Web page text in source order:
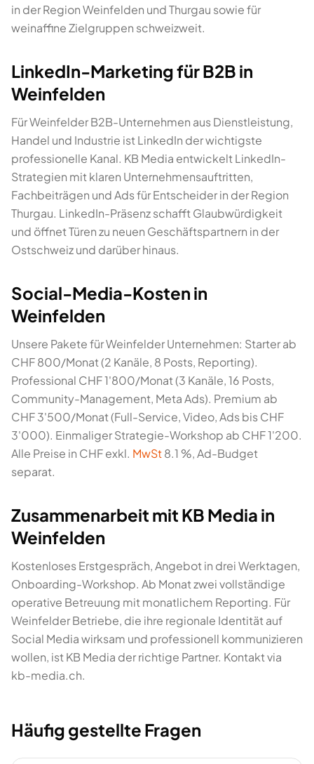
in der Region Weinfelden und Thurgau sowie für
weinaffine Zielgruppen schweizweit.
LinkedIn-Marketing für B2B in
Weinfelden
Für Weinfelder B2B-Unternehmen aus Dienstleistung,
Handel und Industrie ist LinkedIn der wichtigste
professionelle Kanal. KB Media entwickelt LinkedIn-
Strategien mit klaren Unternehmensauftritten,
Fachbeiträgen und Ads für Entscheider in der Region
Thurgau. LinkedIn-Präsenz schafft Glaubwürdigkeit
und öffnet Türen zu neuen Geschäftspartnern in der
Ostschweiz und darüber hinaus.
Social-Media-Kosten in
Weinfelden
Unsere Pakete für Weinfelder Unternehmen: Starter ab
CHF 800/Monat (2 Kanäle, 8 Posts, Reporting).
Professional CHF 1'800/Monat (3 Kanäle, 16 Posts,
Community-Management, Meta Ads). Premium ab
CHF 3'500/Monat (Full-Service, Video, Ads bis CHF
3'000). Einmaliger Strategie-Workshop ab CHF 1'200.
Alle Preise in CHF exkl. MwSt8.1 %, Ad-Budget
separat.
Zusammenarbeit mit KB Media in
Weinfelden
Kostenloses Erstgespräch, Angebot in drei Werktagen,
Onboarding-Workshop. Ab Monat zwei vollständige
operative Betreuung mit monatlichem Reporting. Für
Weinfelder Betriebe, die ihre regionale Identität auf
Social Media wirksam und professionell kommunizieren
wollen, ist KB Media der richtige Partner. Kontakt via
kb-media.ch.
Häufig gestellte Fragen